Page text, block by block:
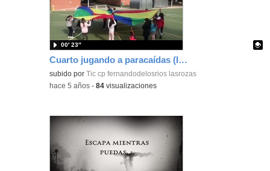
Cuarto jugando a paracaídas (I)_CEIP FDLR_Las Rozas
Contenido educativo.
subido por Tic cp fernandodelosrios lasrozas
00′ 23″
-hace 5 años -84 visualizaciones